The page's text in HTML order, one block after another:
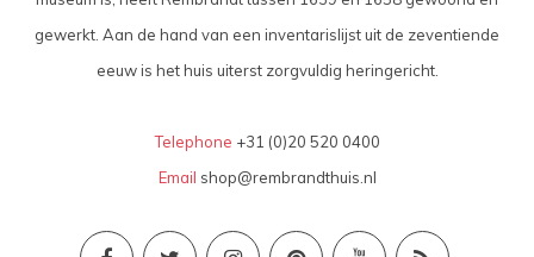
gewerkt. Aan de hand van een inventarislijst uit de zeventiende
eeuw is het huis uiterst zorgvuldig heringericht.
Telephone +31 (0)20 520 0400
Email shop@rembrandthuis.nl